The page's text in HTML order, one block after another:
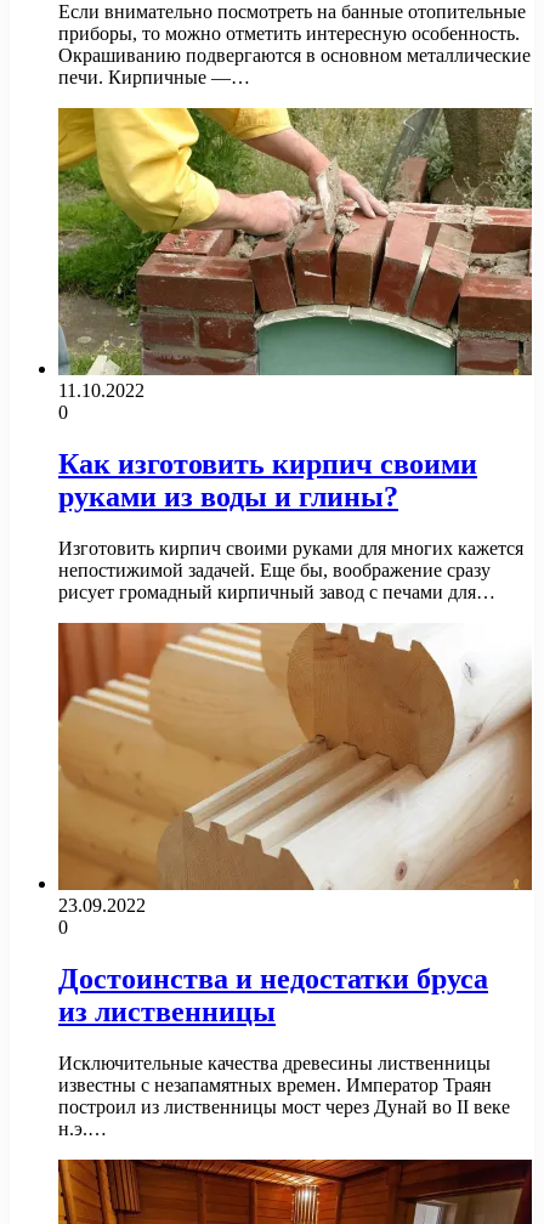
Если внимательно посмотреть на банные отопительные
приборы, то можно отметить интересную особенность.
Окрашиванию подвергаются в основном металлические
печи. Кирпичные —…
11.10.2022
0
Как изготовить кирпич своими
руками из воды и глины?
Изготовить кирпич своими руками для многих кажется
непостижимой задачей. Еще бы, воображение сразу
рисует громадный кирпичный завод с печами для…
23.09.2022
0
Достоинства и недостатки бруса
из лиственницы
Исключительные качества древесины лиственницы
известны с незапамятных времен. Император Траян
построил из лиственницы мост через Дунай во II веке
н.э.…